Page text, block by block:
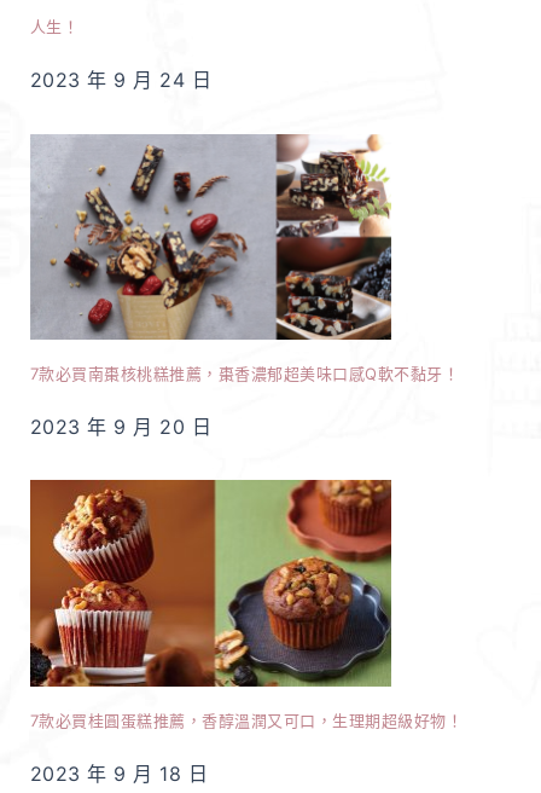
人生！
2023 年 9 月 24 日
7款必買南棗核桃糕推薦，棗香濃郁超美味口感Q軟不黏牙！
2023 年 9 月 20 日
7款必買桂圓蛋糕推薦，香醇溫潤又可口，生理期超級好物！
2023 年 9 月 18 日